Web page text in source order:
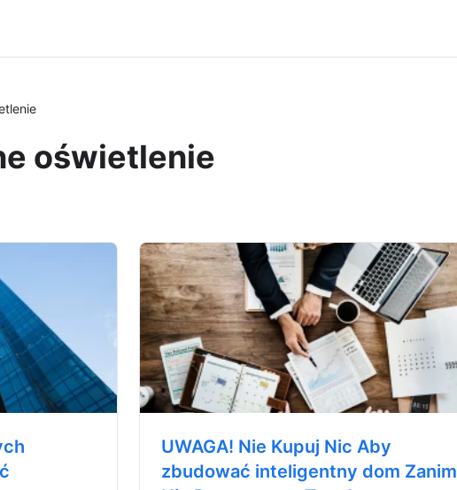
oświetlenie
UWAGA! Nie Kupuj Nic Aby
zbudować inteligentny dom Zanim